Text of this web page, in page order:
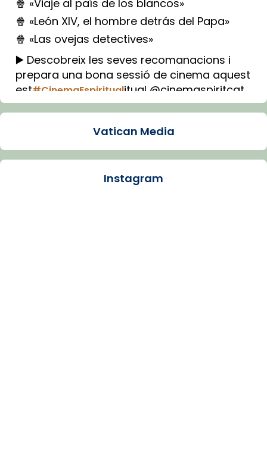
🍿 «Viaje al país de los blancos»
🍿 «León XIV, el hombre detrás del Papa»
🍿 «Las ovejas detectives»
▶️ Descobreix les seves recomanacions i
prepara una bona sessió de cinema aquest
est#CinemaEspiritualitual @cinemaspiritcat
Imatge: Generada amb IA (OpenAI)
Arquebisbat de Barcelona
Vatican Media
Instagram